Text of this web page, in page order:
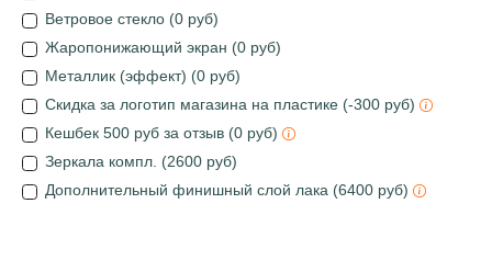
Ветровое стекло (0 руб)
Жаропонижающий экран (0 руб)
Металлик (эффект) (0 руб)
Скидка за логотип магазина на пластике (-300 руб)
Кешбек 500 руб за отзыв (0 руб)
Зеркала компл. (2600 руб)
Дополнительный финишный слой лака (6400 руб)